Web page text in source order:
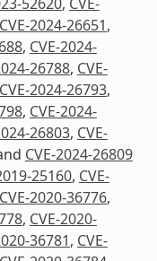
CVE-2024-26651,
, CVE-2024-
26788, CVE-
CVE-2024-26793,
, CVE-2024-
26803, CVE-
CVE-2024-26809
25160, CVE-
CVE-2020-36776,
, CVE-2020-
36781, CVE-